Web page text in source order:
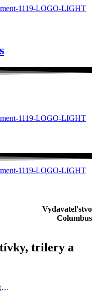
Vydavateľstvo
Columbus
trilery a